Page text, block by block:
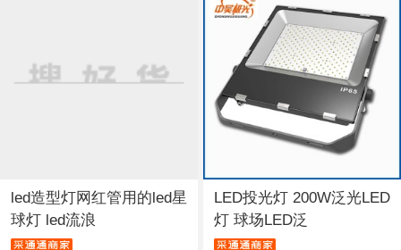
led造型灯网红管用的led星
球灯 led流浪
LED投光灯 200W泛光LED
灯 球场LED泛